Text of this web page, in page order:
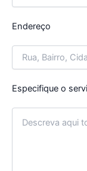
Endereço
Especifique o